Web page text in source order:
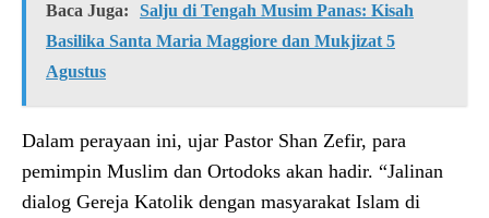
Baca Juga:
Salju di Tengah Musim Panas: Kisah
Basilika Santa Maria Maggiore dan Mukjizat 5
Agustus
Dalam perayaan ini, ujar Pastor Shan Zefir, para
pemimpin Muslim dan Ortodoks akan hadir. “Jalinan
dialog Gereja Katolik dengan masyarakat Islam di